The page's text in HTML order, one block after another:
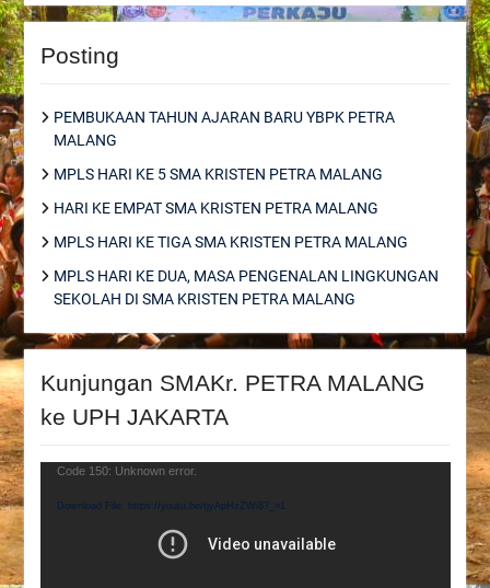
Posting
PEMBUKAAN TAHUN AJARAN BARU YBPK PETRA
MALANG
MPLS HARI KE 5 SMA KRISTEN PETRA MALANG
HARI KE EMPAT SMA KRISTEN PETRA MALANG
MPLS HARI KE TIGA SMA KRISTEN PETRA MALANG
MPLS HARI KE DUA, MASA PENGENALAN LINGKUNGAN
SEKOLAH DI SMA KRISTEN PETRA MALANG
Kunjungan SMAKr. PETRA MALANG
ke UPH JAKARTA
Video
Code 150: Unknown error.
Download File: https://youtu.be/tjyApHzZWi8?_=1